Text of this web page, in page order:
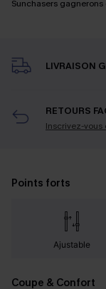
Sunchasers gagnerons
LIVRAISON
RETOURS
Inscrivez-vous
Points forts
Ajustable
Coupe & Confort